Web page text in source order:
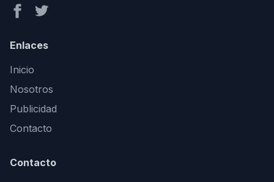
Enlaces
Inicio
Nosotros
Publicidad
Contacto
Contacto